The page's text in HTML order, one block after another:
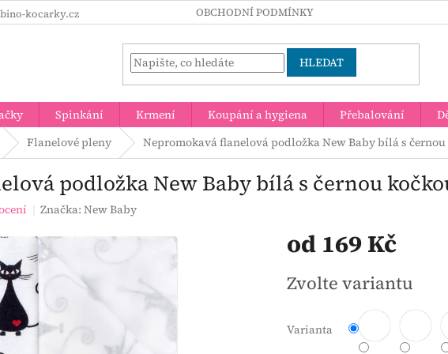
kocarky.cz OBCHODNÍ PODMÍNKY
HLEDAT
Spinkání Krmení Koupání a hygiena Přebalování
Flanelové pleny Nepromokavá flanelová podložka New Baby bílá s
podložka New Baby bílá s černou
Značka:New Baby
od 169 Kč
cena:
Zvolte variantu
Varianta